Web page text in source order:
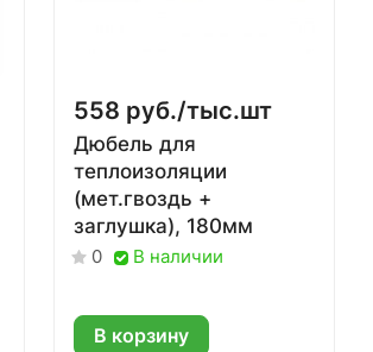
558 руб./тыс.шт
Дюбель для
теплоизоляции
(мет.гвоздь +
заглушка), 180мм
0 В наличии
В корзину